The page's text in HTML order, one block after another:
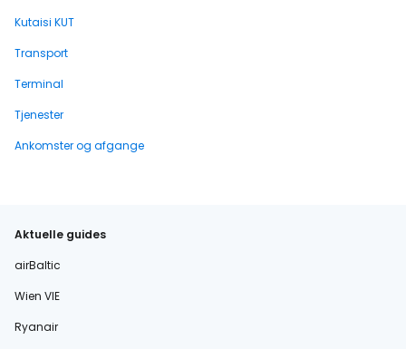
Kutaisi KUT
Transport
Terminal
Tjenester
Ankomster og afgange
Aktuelle guides
airBaltic
Wien VIE
Ryanair